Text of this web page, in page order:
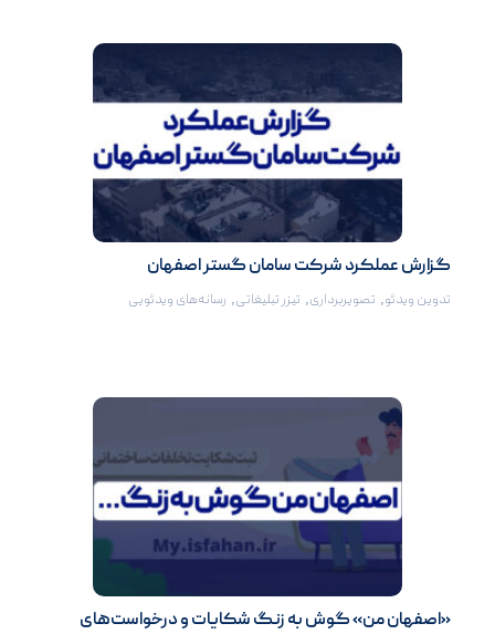
گزارش عملکرد شرکت سامان گستر اصفهان
تدوین ویدئو, تصویربرداری, تیزر تبلیغاتی, رسانه‌های ویدئویی
«اصفهان من» گوش به زنگ شکایات و درخواست‌های